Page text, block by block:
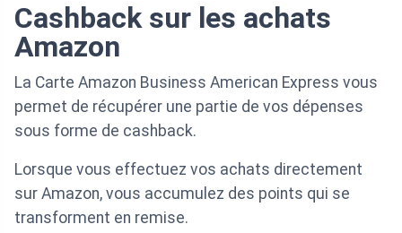
Cashback sur les achats
Amazon
La Carte Amazon Business American Express vous
permet de récupérer une partie de vos dépenses
sous forme de cashback.
Lorsque vous effectuez vos achats directement
sur Amazon, vous accumulez des points qui se
transforment en remise.